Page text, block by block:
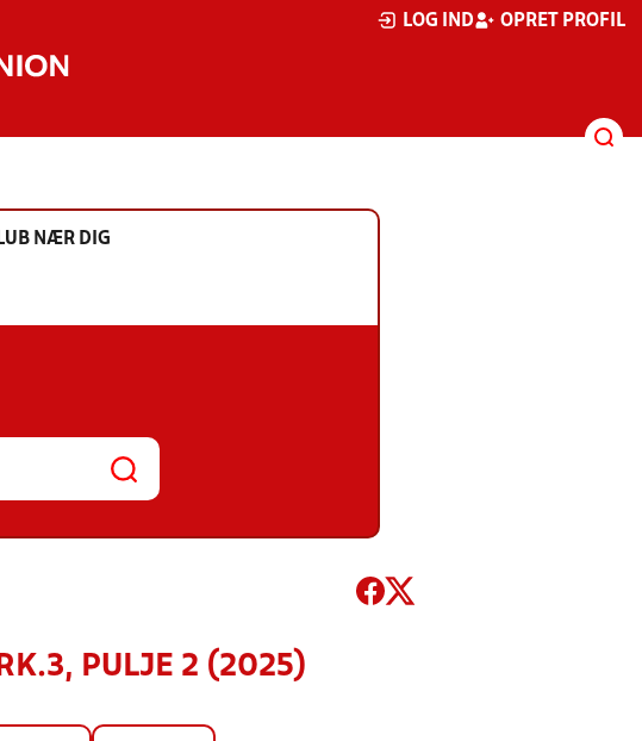
LOG IND OPRET PROFIL
NÆR DIG
PULJE 2 (2025)